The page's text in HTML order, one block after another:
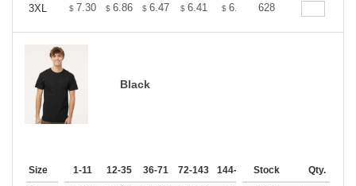
3XL
$ 7.30 $ 6.86 $ 6.47 $ 6.41 $ 6.30 $6.25
628
Black
Size 1-11 12-35 36-71 72-143 144-287 288 + More
Stock Qty.